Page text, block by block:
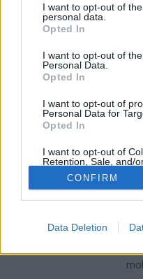
not limited to your visit or
grant or deny consent to
use your data for below
consent section.
I want to opt-out of
personal data.
Opted In
I want to opt-out of
Personal Data.
Opted In
I want to opt-out of
Personal Data for
Opted In
I want to opt-out of
Retention, Sale, and/
Purposes for which it
Opted Out
Google consents
related to advertising
CONFIRM
Data Deletion
Megéri-e az autónkat
A legtöbb tapasztalat
érdemes chiptuningra
elmondható, hogy aki
EGR szelep javítással
melegindításával
szakember.